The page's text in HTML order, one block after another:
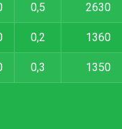
0,5 2630
0,2 1360
0,3 1350